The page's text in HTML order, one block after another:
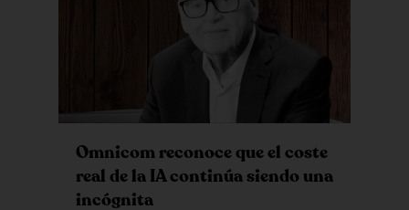
Omnicom reconoce que el coste
real de la IA continúa siendo una
incógnita